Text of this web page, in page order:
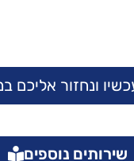
ונחזור אליכם
שירותים נוספים